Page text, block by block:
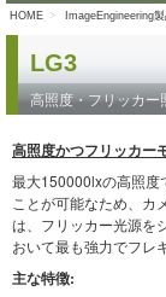
HOME ImageEngineering
LG3
高照度・フリッカー
高照度かつフリッカー
最大150000lxの高照度
ことが可能なため、カ
は、フリッカー光源を
おいて最も強力でフレ
主な特徴: